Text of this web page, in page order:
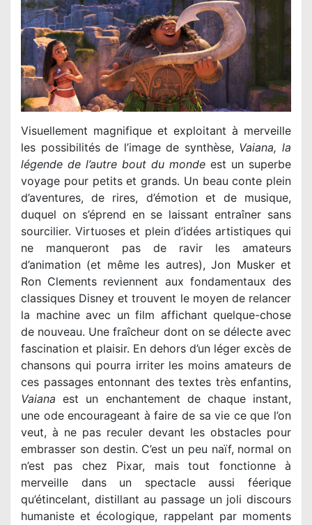
Visuellement magnifique et exploitant à merveille
les possibilités de l’image de synthèse, Vaiana, la
légende de l’autre bout du monde est un superbe
voyage pour petits et grands. Un beau conte plein
d’aventures, de rires, d’émotion et de musique,
duquel on s’éprend en se laissant entraîner sans
sourcilier. Virtuoses et plein d’idées artistiques qui
ne manqueront pas de ravir les amateurs
d’animation (et même les autres), Jon Musker et
Ron Clements reviennent aux fondamentaux des
classiques Disney et trouvent le moyen de relancer
la machine avec un film affichant quelque-chose
de nouveau. Une fraîcheur dont on se délecte avec
fascination et plaisir. En dehors d’un léger excès de
chansons qui pourra irriter les moins amateurs de
ces passages entonnant des textes très enfantins,
Vaiana est un enchantement de chaque instant,
une ode encourageant à faire de sa vie ce que l’on
veut, à ne pas reculer devant les obstacles pour
embrasser son destin. C’est un peu naïf, normal on
n’est pas chez Pixar, mais tout fonctionne à
merveille dans un spectacle aussi féerique
qu’étincelant, distillant au passage un joli discours
humaniste et écologique, rappelant par moments